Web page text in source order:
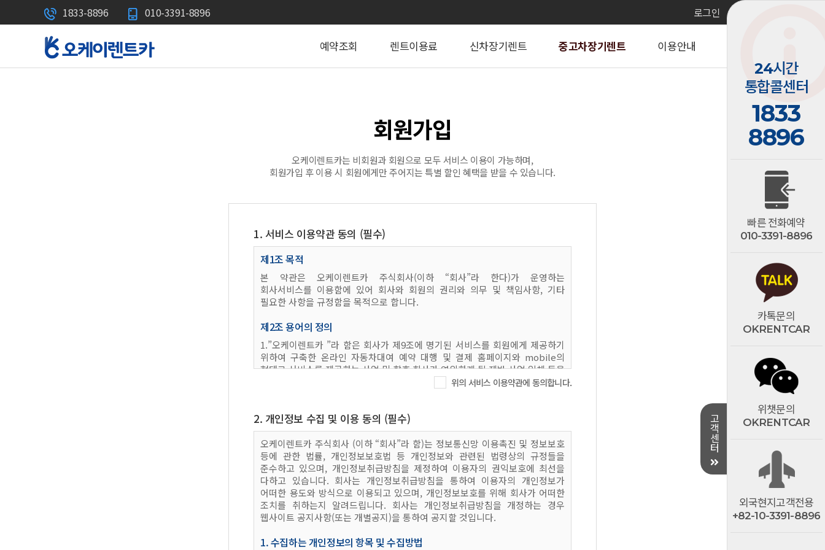
1833-8896 010-3391-8896 로그인
예약조회 렌트이용료 신차장기렌트 중고차장기렌트 이용안내
고
객
센
터
24시간
통합콜센터
1833
8896
빠른 전화예약
010-3391-8896
카톡문의
OKRENTCAR
위챗문의
OKRENTCAR
외국현지고객전용
+82-10-3391-8896
회원가입
오케이렌트카는 비회원과 회원으로 모두 서비스 이용이 가능하며,
회원가입 후 이용 시 회원에게만 주어지는 특별 할인 혜택을 받을 수 있습니다.
1. 서비스 이용약관 동의 (필수)
제1조 목적
본 약관은 오케이렌트카 주식회사(이하 “회사”라 한다)가 운영하는
회사서비스를 이용함에 있어 회사와 회원의 권리와 의무 및 책임사항, 기타
필요한 사항을 규정함을 목적으로 합니다.
제2조 용어의 정의
1.”오케이렌트카 ”라 함은 회사가 제9조에 명기된 서비스를 회원에게 제공하기
위하여 구축한 온라인 자동차대여 예약 대행 및 결제 홈페이지와 mobile의
형태로 서비스를 제공하는 사업 및 향후 회사가 영위하게 될 제반 사업 일체 등을
3.”일반회원(오케이렌트카회원)”이란 회사에 회원가입을 하여 서비스를 이용할
수 있는 자격을 가진 자를 의미합니다.
4.”간편회원”이란 SNS 계정 인증을 통해 회원가입을 하고, 회사가 제공하는
온라인 서비스를 이용할 수 있는 자격을 가진 자를 의미합니다.
5.”온라인 자동차대여 렌터카 예약 홈페이지”(이하 “홈페이지”라 한다)라 함은
계정(ID 및 비밀번호)을 이용하여 서비스를 제공받을 수 있도록 회사가 운영하는
홈페이지와 APP을 말합니다.
6.제2조에서 정의되지 않은 이 약관상의 용어의 의미는 일반적인 거래관행에
의합니다.
제3조 약관의 개정
위의 서비스 이용약관에 동의합니다.
2. 개인정보 수집 및 이용 동의 (필수)
오케이렌트카 주식회사 (이하 “회사”라 함)는 정보통신망 이용촉진 및 정보보호
등에 관한 법률, 개인정보보호법 등 개인정보와 관련된 법령상의 규정들을
준수하고 있으며, 개인정보취급방침을 제정하여 이용자의 권익보호에 최선을
다하고 있습니다. 회사는 개인정보취급방침을 통하여 이용자의 개인정보가
어떠한 용도와 방식으로 이용되고 있으며, 개인정보보호를 위해 회사가 어떠한
조치를 취하는지 알려드립니다. 회사는 개인정보취급방침을 개정하는 경우
웹사이트 공지사항(또는 개별공지)을 통하여 공지할 것입니다.
1. 수집하는 개인정보의 항목 및 수집방법